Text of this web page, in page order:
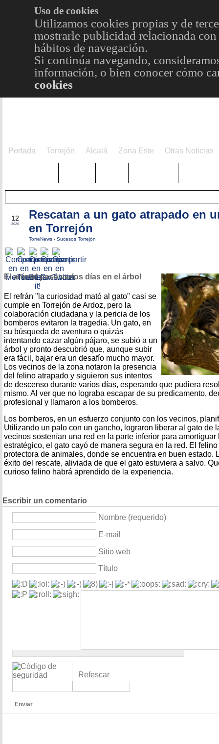
Uso de cookies
Utilizamos cookies propias y de
mostrarle publicidad relacionada
hábitos de navegación.
Si continúa navegando,
información, o bien conocer cómo
cookies
Portada Torrejón Alcalá Zona Este Otras Noticias
12
2026
Rescatan a un gato atrapado en
en Torrejón
TorreNews - Sucesos Torrejón
El animal pasó varios días en el árbol
El refrán "la curiosidad mató al gato" casi se
cumple en Torrejón de Ardoz, pero la
colaboración ciudadana y la pericia de los
bomberos evitaron la tragedia. Un gato, en
su búsqueda de aventura o quizás
intentando cazar algún pájaro, se subió a un
árbol y pronto descubrió que, aunque subir
era fácil, bajar era un desafío mucho mayor.
Los vecinos de la zona notaron la presencia
del felino atrapado y siguieron sus intentos
de descenso durante varios días, esperando que pudiera
mismo. Al ver que no lograba escapar de su predicamento,
profesional y llamaron a los bomberos.
Los bomberos, en un esfuerzo conjunto con los vecinos,
Utilizando un palo con un gancho, lograron liberar al gato de
vecinos sostenían una red en la parte inferior para
estratégico, el gato cayó de manera segura en la red. El
protectora de animales, donde se encuentra en buen estado.
éxito del rescate, aliviada de que el gato estuviera a salvo.
curioso felino habrá aprendido de la experiencia.
Escribir un comentario
Nombre (requerido)
E-mail
Sitio web
Título
Refescar
Enviar